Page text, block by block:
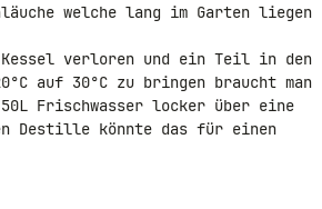
welche lang im Garten liegen
Kessel verloren und ein Teil in den
auf 30°C zu bringen braucht man
Frischwasser locker über eine
Destille könnte das für einen